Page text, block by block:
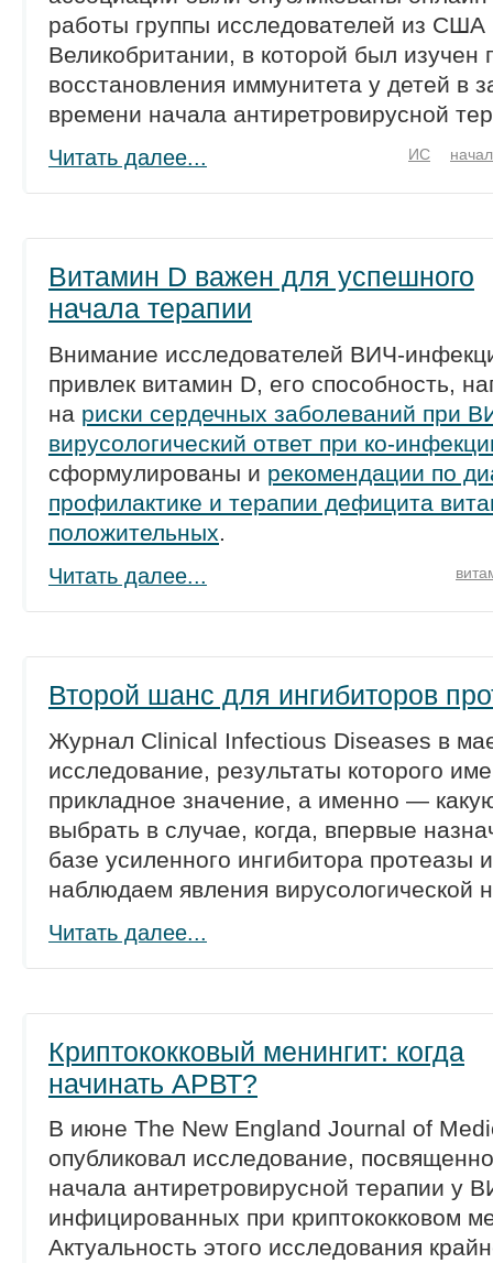
работы группы исследователей из США
Великобритании, в которой был изучен
восстановления иммунитета у детей в
времени начала антиретровирусной
Читать далее... ИС
Витамин D важен для успешного
начала терапии
Внимание исследователей ВИЧ-
привлек витамин D, его способность,
на риски сердечных заболеваний при
вирусологический ответ при ко-
сформулированы и рекомендации по
профилактике и терапии дефицита
положительных.
Читать далее...
Второй шанс для ингибиторов
Журнал Clinical Infectious Diseases в
исследование, результаты которого
прикладное значение, а именно —
выбрать в случае, когда, впервые
базе усиленного ингибитора
наблюдаем явления вирусологической
Читать далее...
Криптококковый менингит: когда
начинать АРВТ?
В июне The New England Journal of
опубликовал исследование,
начала антиретровирусной терапии у
инфицированных при криптококковом
Актуальность этого исследования